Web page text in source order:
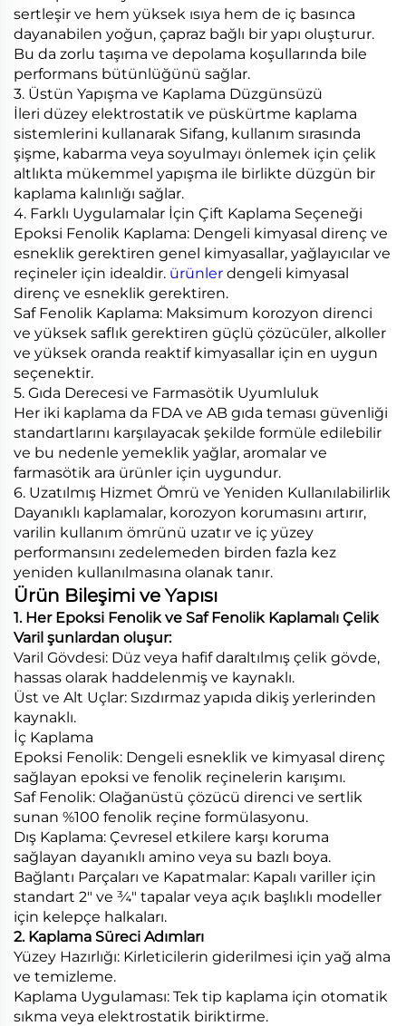
sertleşir ve hem yüksek ısıya hem de iç basınca
dayanabilen yoğun, çapraz bağlı bir yapı oluşturur.
Bu da zorlu taşıma ve depolama koşullarında bile
performans bütünlüğünü sağlar.
3. Üstün Yapışma ve Kaplama Düzgünsüzü
İleri düzey elektrostatik ve püskürtme kaplama
sistemlerini kullanarak Sifang, kullanım sırasında
şişme, kabarma veya soyulmayı önlemek için çelik
altlıkta mükemmel yapışma ile birlikte düzgün bir
kaplama kalınlığı sağlar.
4. Farklı Uygulamalar İçin Çift Kaplama Seçeneği
Epoksi Fenolik Kaplama: Dengeli kimyasal direnç ve
esneklik gerektiren genel kimyasallar, yağlayıcılar ve
reçineler için idealdir. ürünler dengeli kimyasal
direnç ve esneklik gerektiren.
Saf Fenolik Kaplama: Maksimum korozyon direnci
ve yüksek saflık gerektiren güçlü çözücüler, alkoller
ve yüksek oranda reaktif kimyasallar için en uygun
seçenektir.
5. Gıda Derecesi ve Farmasötik Uyumluluk
Her iki kaplama da FDA ve AB gıda teması güvenliği
standartlarını karşılayacak şekilde formüle edilebilir
ve bu nedenle yemeklik yağlar, aromalar ve
farmasötik ara ürünler için uygundur.
6. Uzatılmış Hizmet Ömrü ve Yeniden Kullanılabilirlik
Dayanıklı kaplamalar, korozyon korumasını artırır,
varilin kullanım ömrünü uzatır ve iç yüzey
performansını zedelemeden birden fazla kez
yeniden kullanılmasına olanak tanır.
Ürün Bileşimi ve Yapısı
1. Her Epoksi Fenolik ve Saf Fenolik Kaplamalı Çelik
Varil şunlardan oluşur:
Varil Gövdesi: Düz veya hafif daraltılmış çelik gövde,
hassas olarak haddelenmiş ve kaynaklı.
Üst ve Alt Uçlar: Sızdırmaz yapıda dikiş yerlerinden
kaynaklı.
İç Kaplama
Epoksi Fenolik: Dengeli esneklik ve kimyasal direnç
sağlayan epoksi ve fenolik reçinelerin karışımı.
Saf Fenolik: Olağanüstü çözücü direnci ve sertlik
sunan %100 fenolik reçine formülasyonu.
Dış Kaplama: Çevresel etkilere karşı koruma
sağlayan dayanıklı amino veya su bazlı boya.
Bağlantı Parçaları ve Kapatmalar: Kapalı variller için
standart 2" ve ¾" tapalar veya açık başlıklı modeller
için kelepçe halkaları.
2. Kaplama Süreci Adımları
Yüzey Hazırlığı: Kirleticilerin giderilmesi için yağ alma
ve temizleme.
Kaplama Uygulaması: Tek tip kaplama için otomatik
sıkma veya elektrostatik biriktirme.